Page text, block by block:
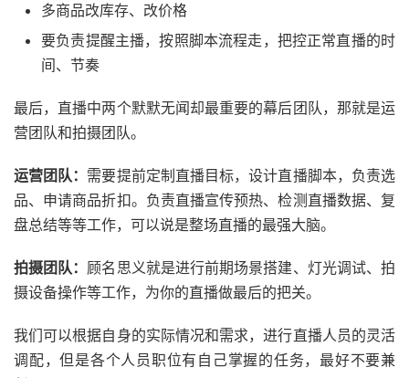
多商品改库存、改价格
要负责提醒主播，按照脚本流程走，把控正常直播的时
间、节奏
最后，直播中两个默默无闻却最重要的幕后团队，那就是运
营团队和拍摄团队。
运营团队： 需要提前定制直播目标，设计直播脚本，负责选
品、申请商品折扣。负责直播宣传预热、检测直播数据、复
盘总结等等工作，可以说是整场直播的最强大脑。
拍摄团队： 顾名思义就是进行前期场景搭建、灯光调试、拍
摄设备操作等工作，为你的直播做最后的把关。
我们可以根据自身的实际情况和需求，进行直播人员的灵活
调配，但是各个人员职位有自己掌握的任务，最好不要兼